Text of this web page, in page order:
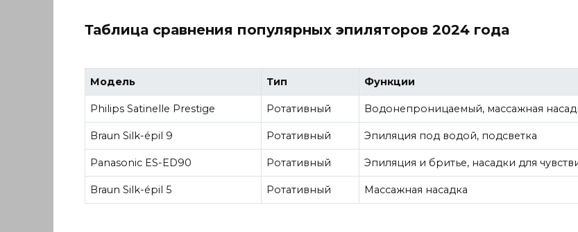
Таблица сравнения популярных эпиляторов 2024 года
Модель Тип Функции
Philips Satinelle Prestige Ротативный Водонепроницаемый, массажная
Braun Silk-épil 9 Ротативный Эпиляция под водой, подсветка
Panasonic ES-ED90 Ротативный Эпиляция и бритье, насадки для
Braun Silk-épil 5 Ротативный Массажная насадка